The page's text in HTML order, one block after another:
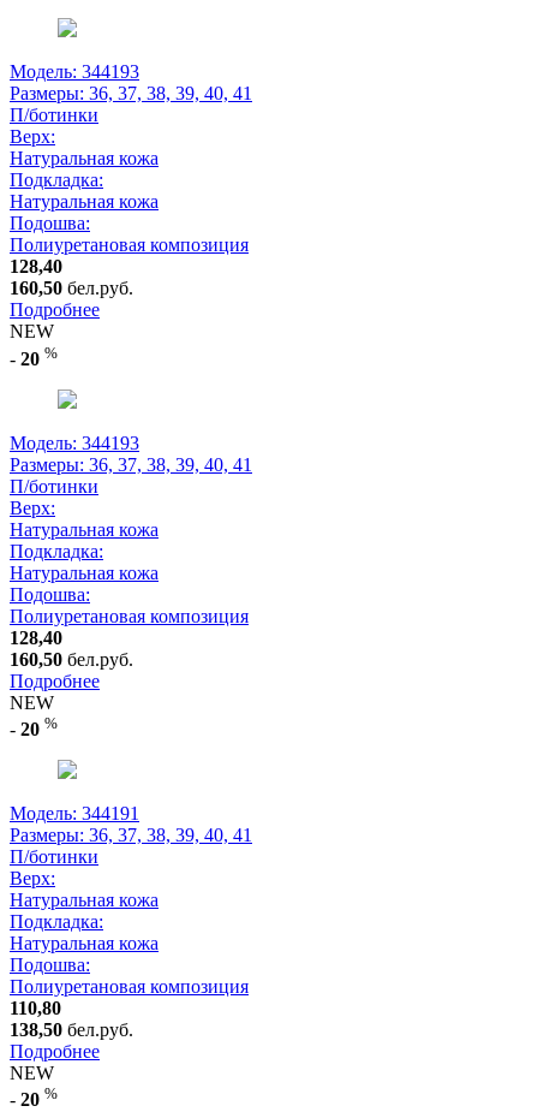
Модель: 344193
Размеры: 36, 37, 38, 39, 40, 41
П/ботинки
Верх:
Натуральная кожа
Подкладка:
Натуральная кожа
Подошва:
Полиуретановая композиция
128,40
160,50 бел.руб.
Подробнее
NEW
- 20 %
Модель: 344193
Размеры: 36, 37, 38, 39, 40, 41
П/ботинки
Верх:
Натуральная кожа
Подкладка:
Натуральная кожа
Подошва:
Полиуретановая композиция
128,40
160,50 бел.руб.
Подробнее
NEW
- 20 %
Модель: 344191
Размеры: 36, 37, 38, 39, 40, 41
П/ботинки
Верх:
Натуральная кожа
Подкладка:
Натуральная кожа
Подошва:
Полиуретановая композиция
110,80
138,50 бел.руб.
Подробнее
NEW
- 20 %